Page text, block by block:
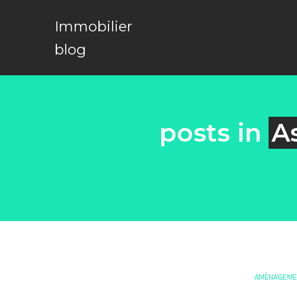
Immobilier
blog
posts in